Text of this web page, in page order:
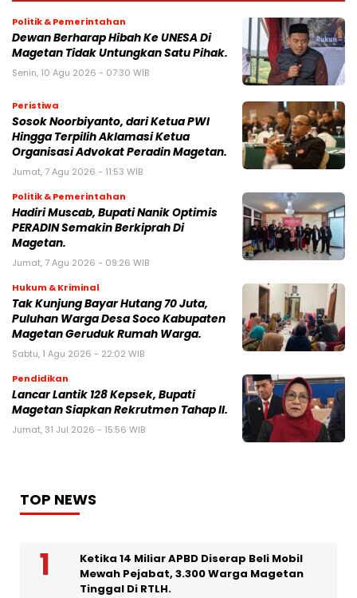
Politik & Pemerintahan
Dewan Berharap Hibah Ke UNESA Di
Magetan Tidak Untungkan Satu Pihak.
Senin, 10 Agu 2026 - 07:30 WIB
Peristiwa
Sosok Noorbiyanto, dari Ketua PWI
Hingga Terpilih Aklamasi Ketua
Organisasi Advokat Peradin Magetan.
Jumat, 7 Agu 2026 - 11:53 WIB
Politik & Pemerintahan
Hadiri Muscab, Bupati Nanik Optimis
PERADIN Semakin Berkiprah Di
Magetan.
Jumat, 7 Agu 2026 - 09:26 WIB
Hukum & Kriminal
Tak Kunjung Bayar Hutang 70 Juta,
Puluhan Warga Desa Soco Kabupaten
Magetan Geruduk Rumah Warga.
Sabtu, 1 Agu 2026 - 22:02 WIB
Pendidikan
Lancar Lantik 128 Kepsek, Bupati
Magetan Siapkan Rekrutmen Tahap II.
Jumat, 31 Jul 2026 - 15:56 WIB
TOP NEWS
Ketika 14 Miliar APBD Diserap Beli Mobil
Mewah Pejabat, 3.300 Warga Magetan
Tinggal Di RTLH.